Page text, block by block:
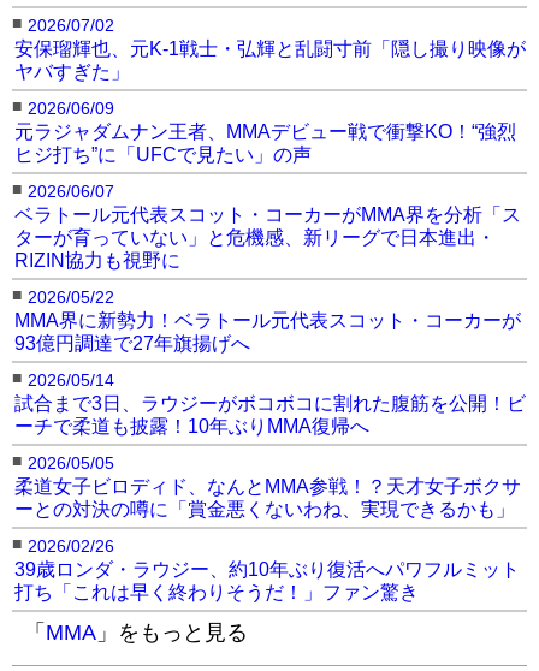
■ 2026/07/02
安保瑠輝也、元K-1戦士・弘輝と乱闘寸前「隠し撮り映像が
ヤバすぎた」
■ 2026/06/09
元ラジャダムナン王者、MMAデビュー戦で衝撃KO！“強烈
ヒジ打ち”に「UFCで見たい」の声
■ 2026/06/07
ベラトール元代表スコット・コーカーがMMA界を分析「ス
ターが育っていない」と危機感、新リーグで日本進出・
RIZIN協力も視野に
■ 2026/05/22
MMA界に新勢力！ベラトール元代表スコット・コーカーが
93億円調達で27年旗揚げへ
■ 2026/05/14
試合まで3日、ラウジーがボコボコに割れた腹筋を公開！ビ
ーチで柔道も披露！10年ぶりMMA復帰へ
■ 2026/05/05
柔道女子ビロディド、なんとMMA参戦！？天才女子ボクサ
ーとの対決の噂に「賞金悪くないわね、実現できるかも」
■ 2026/02/26
39歳ロンダ・ラウジー、約10年ぶり復活へパワフルミット
打ち「これは早く終わりそうだ！」ファン驚き
「 MMA 」をもっと見る